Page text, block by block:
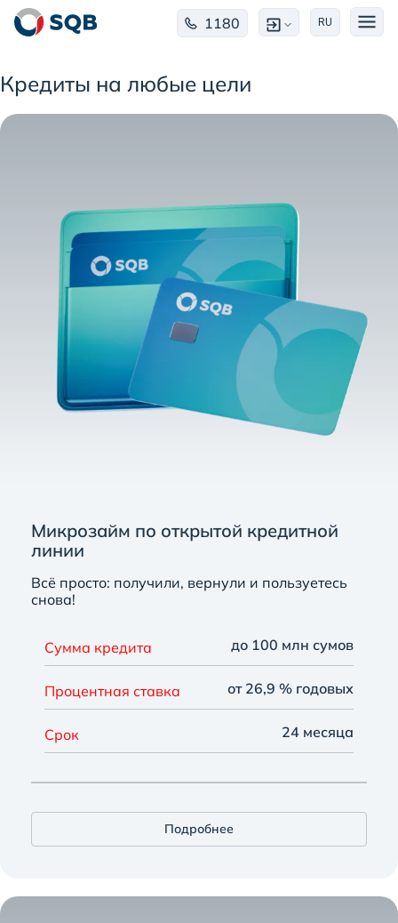
1180 RU
Кредиты на любые цели
Микрозайм по открытой кредитной
линии
Всё просто: получили, вернули и пользуетесь
снова!
Сумма кредита до 100 млн сумов
Процентная ставка от 26,9 % годовых
Срок 24 месяца
Подробнее